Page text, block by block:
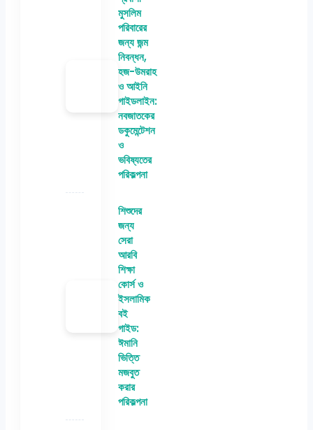
মুসলিম
পরিবারের
জন্য জন্ম
নিবন্ধন,
হজ-উমরাহ
ও আইনি
গাইডলাইন:
নবজাতকের
ডকুমেন্টেশন
ও
ভবিষ্যতের
পরিকল্পনা
শিশুদের
জন্য
সেরা
আরবি
শিক্ষা
কোর্স ও
ইসলামিক
বই
গাইড:
ঈমানি
ভিত্তি
মজবুত
করার
পরিকল্পনা